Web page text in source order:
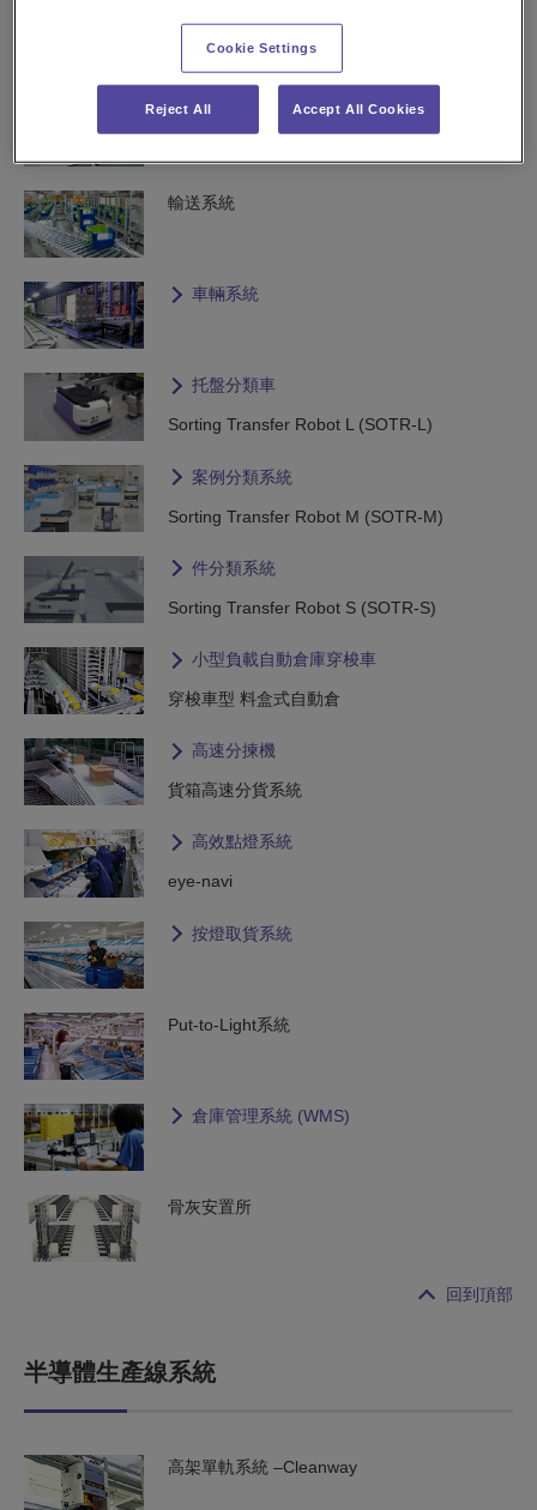
傾斜傾斜流動棚
立式旋轉架
輸送系統
車輛系統
托盤分類車
Sorting Transfer Robot L (SOTR-L)
案例分類系統
Sorting Transfer Robot M (SOTR-M)
件分類系統
Sorting Transfer Robot S (SOTR-S)
小型負載自動倉庫穿梭車
穿梭車型 料盒式自動倉
高速分揀機
貨箱高速分貨系統
高效點燈系統
eye-navi
按燈取貨系統
Put-to-Light系統
倉庫管理系統 (WMS)
骨灰安置所
回到頂部
半導體生產線系統
高架單軌系統 –Cleanway
Cookie Settings
Reject All Accept All Cookies